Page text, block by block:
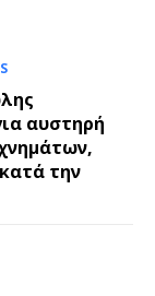
αυστηρή
την